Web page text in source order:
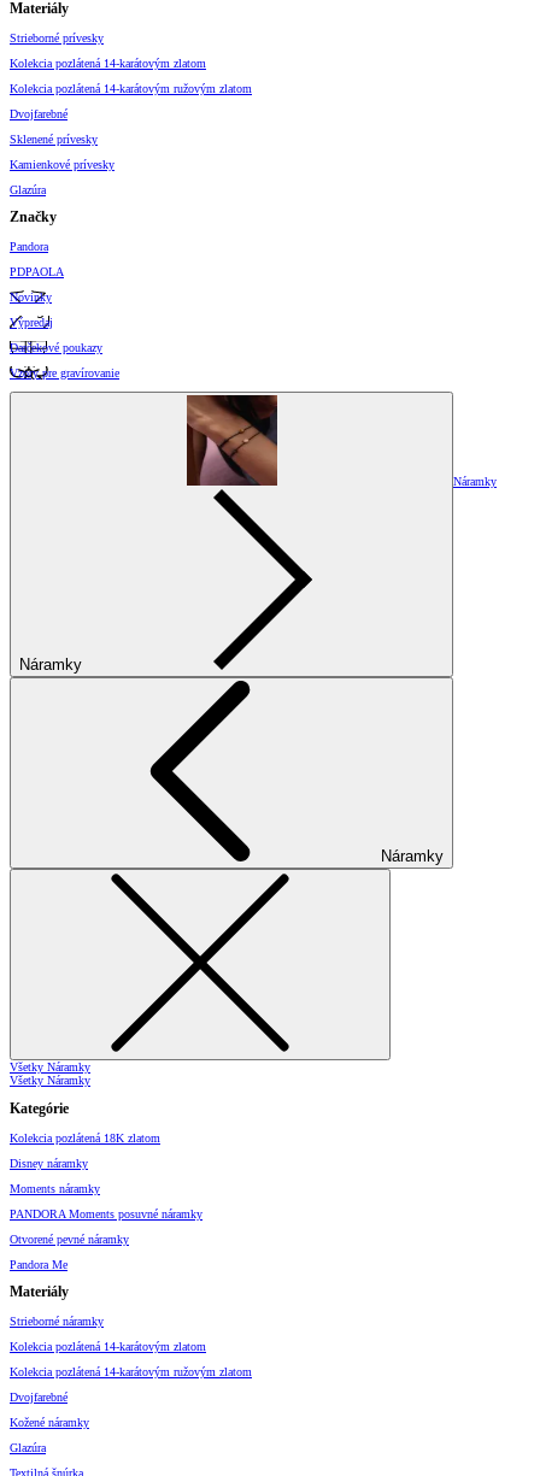
Materiály
Strieborné prívesky
Kolekcia pozlátená 14-karátovým zlatom
Kolekcia pozlátená 14-karátovým ružovým zlatom
Dvojfarebné
Sklenené prívesky
Kamienkové prívesky
Glazúra
Značky
Pandora
PDPAOLA
Novinky
Výpredaj
Darčekové poukazy
Vzory pre gravírovanie
Náramky
Náramky
Náramky
Všetky Náramky
Všetky Náramky
Kategórie
Kolekcia pozlátená 18K zlatom
Disney náramky
Moments náramky
PANDORA Moments posuvné náramky
Otvorené pevné náramky
Pandora Me
Materiály
Strieborné náramky
Kolekcia pozlátená 14-karátovým zlatom
Kolekcia pozlátená 14-karátovým ružovým zlatom
Dvojfarebné
Kožené náramky
Glazúra
Textilná šnúrka